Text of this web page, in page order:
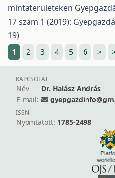
mintaterületeken
17 szám 1 (2019):
19)
1
2 3 4 5 6 >
KAPCSOLAT
Név
Dr. Halász András
E-mail:
ISSN
Nyomtatott: 1785-2498